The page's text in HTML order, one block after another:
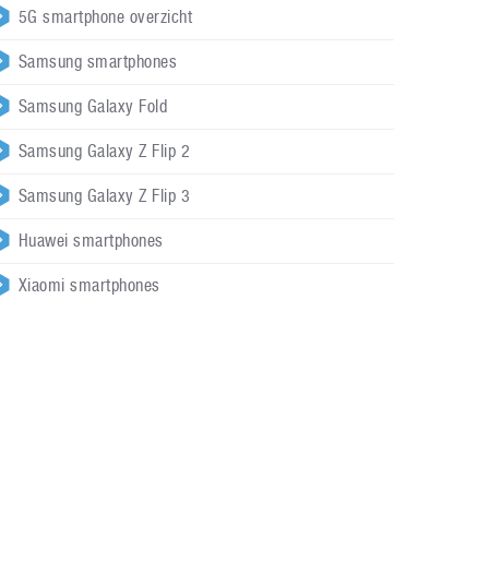
5G smartphone overzicht
Samsung smartphones
Samsung Galaxy Fold
Samsung Galaxy Z Flip 2
Samsung Galaxy Z Flip 3
Huawei smartphones
Xiaomi smartphones